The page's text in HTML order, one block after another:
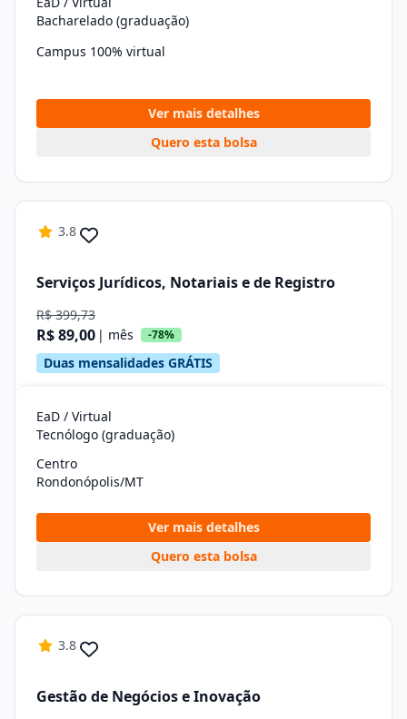
Bacharelado (graduação)
Campus 100% virtual
Ver mais detalhes
Quero esta bolsa
3.8
Serviços Jurídicos, Notariais e de Registro
R$ 399,73
R$ 89,00 | mês -78%
Duas mensalidades GRÁTIS
EaD / Virtual
Tecnólogo (graduação)
Centro
Rondonópolis/MT
Ver mais detalhes
Quero esta bolsa
3.8
Gestão de Negócios e Inovação